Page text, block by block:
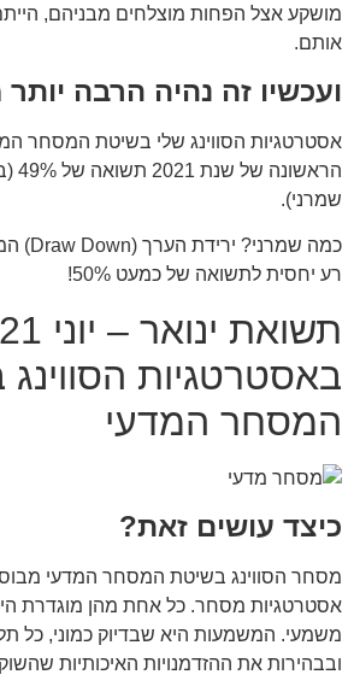
מושקע אצל הפחות מוצלחים מבניהם,
אותם.
ועכשיו זה נהיה הרבה יותר
אסטרטגיות הסווינג שלי בשיטת המסחר
שמרני).
רע יחסית לתשואה של כמעט 50%!
באסטרטגיות
המסחר המדעי
כיצד עושים זאת?
מסחר הסווינג בשיטת המסחר המדעי
אסטרטגיות מסחר. כל אחת מהן מוגדרת
משמעי. המשמעות היא שבדיוק כמוני, כל
ובבהירות את ההזדמנויות האיכותיות